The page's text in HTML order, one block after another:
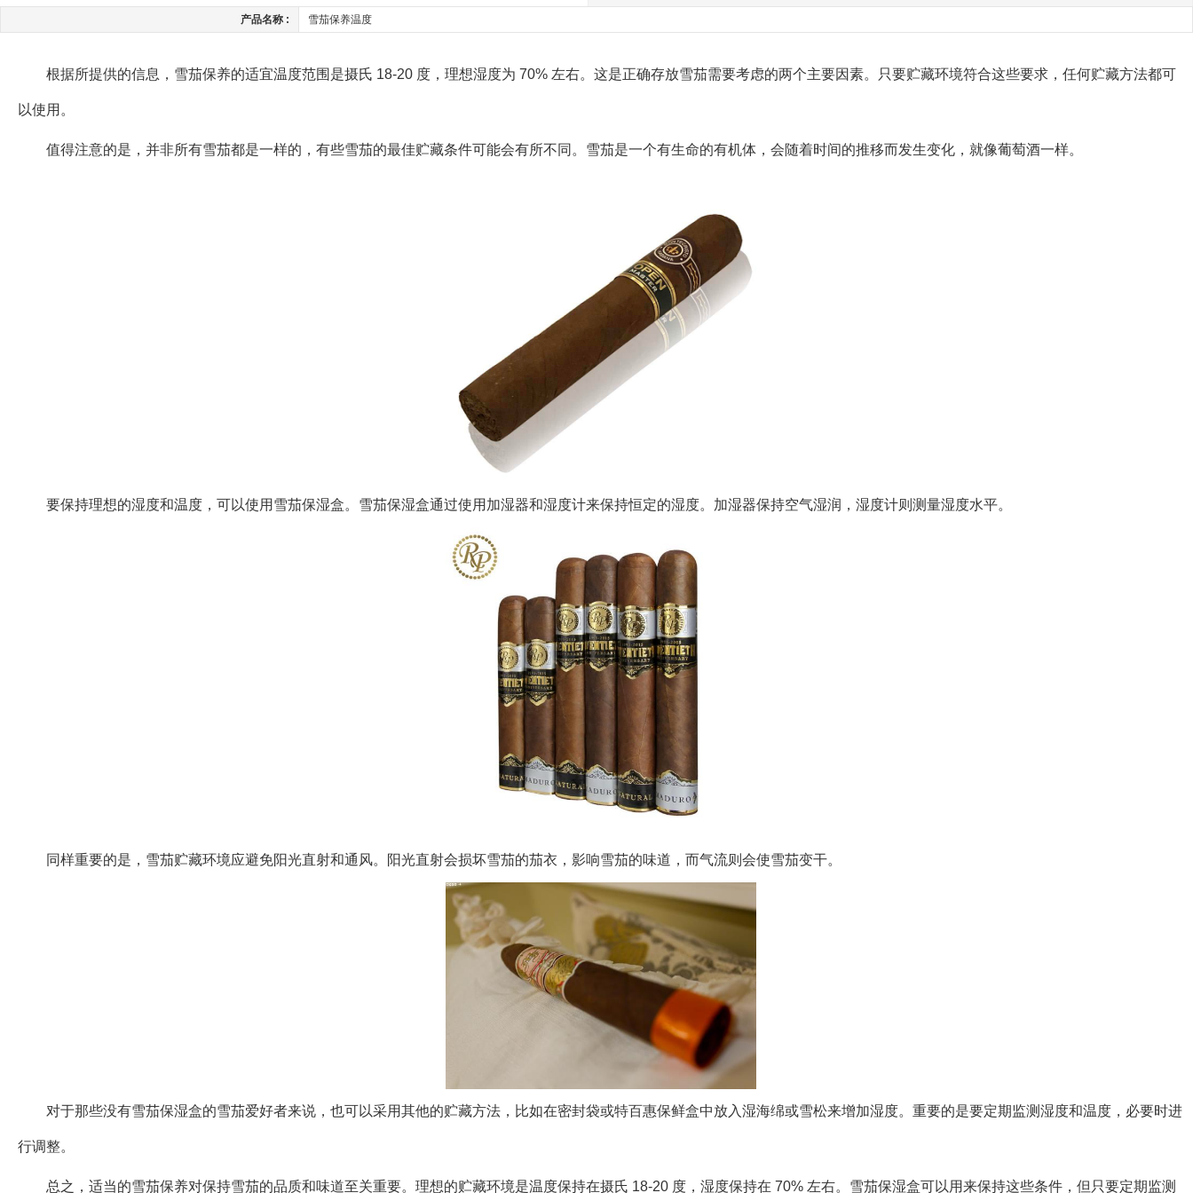
产品名称 : 雪茄保养温度
根据所提供的信息，雪茄保养的适宜温度范围是摄氏 18-20 度，理想湿度为 70% 左右。这是正确存放雪茄需要考虑的两个主要因素。只要贮藏环境符合这些要求，任何贮藏方法都可
以使用。
值得注意的是，并非所有雪茄都是一样的，有些雪茄的最佳贮藏条件可能会有所不同。雪茄是一个有生命的有机体，会随着时间的推移而发生变化，就像葡萄酒一样。
要保持理想的湿度和温度，可以使用雪茄保湿盒。雪茄保湿盒通过使用加湿器和湿度计来保持恒定的湿度。加湿器保持空气湿润，湿度计则测量湿度水平。
同样重要的是，雪茄贮藏环境应避免阳光直射和通风。阳光直射会损坏雪茄的茄衣，影响雪茄的味道，而气流则会使雪茄变干。
对于那些没有雪茄保湿盒的雪茄爱好者来说，也可以采用其他的贮藏方法，比如在密封袋或特百惠保鲜盒中放入湿海绵或雪松来增加湿度。重要的是要定期监测湿度和温度，必要时进
行调整。
总之，适当的雪茄保养对保持雪茄的品质和味道至关重要。理想的贮藏环境是温度保持在摄氏 18-20 度，湿度保持在 70% 左右。雪茄保湿盒可以用来保持这些条件，但只要定期监测